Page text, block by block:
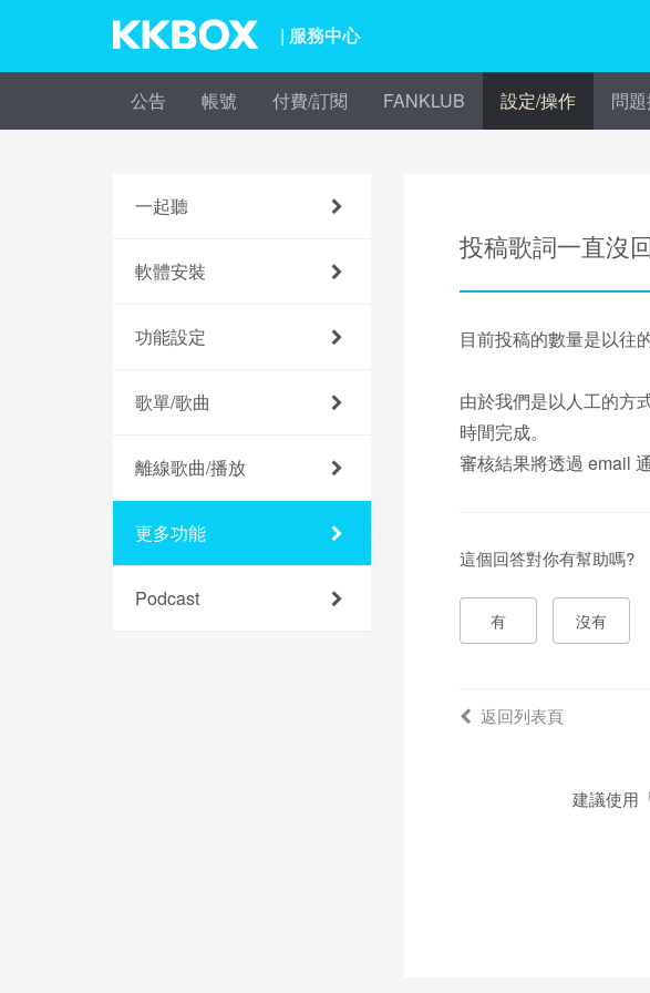
| 服務中心
公告 帳號 付費/訂閱 FANKLUB 設定/操作 問
一起聽
軟體安裝
功能設定
歌單/歌曲
離線歌曲/播放
更多功能
Podcast
投稿歌詞一直沒
目前投稿的數量是以往
由於我們是以人工的方
時間完成。
審核結果將透過 email
這個回答對你有幫助嗎?
有 沒有
返回列表頁
建議使用